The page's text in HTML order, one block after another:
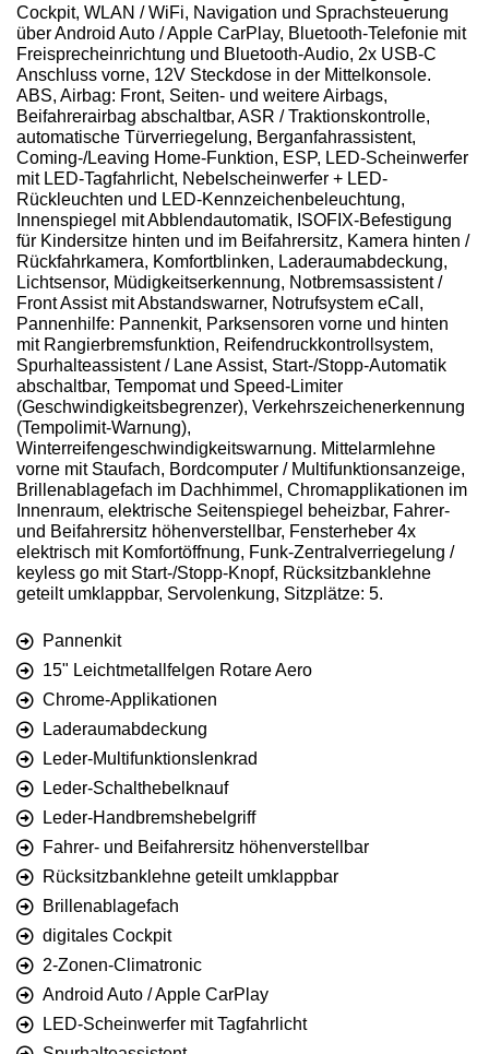
Cockpit, WLAN / WiFi, Navigation und Sprachsteuerung
über Android Auto / Apple CarPlay, Bluetooth-Telefonie mit
Freisprecheinrichtung und Bluetooth-Audio, 2x USB-C
Anschluss vorne, 12V Steckdose in der Mittelkonsole.
ABS, Airbag: Front, Seiten- und weitere Airbags,
Beifahrerairbag abschaltbar, ASR / Traktionskontrolle,
automatische Türverriegelung, Berganfahrassistent,
Coming-/Leaving Home-Funktion, ESP, LED-Scheinwerfer
mit LED-Tagfahrlicht, Nebelscheinwerfer + LED-
Rückleuchten und LED-Kennzeichenbeleuchtung,
Innenspiegel mit Abblendautomatik, ISOFIX-Befestigung
für Kindersitze hinten und im Beifahrersitz, Kamera hinten /
Rückfahrkamera, Komfortblinken, Laderaumabdeckung,
Lichtsensor, Müdigkeitserkennung, Notbremsassistent /
Front Assist mit Abstandswarner, Notrufsystem eCall,
Pannenhilfe: Pannenkit, Parksensoren vorne und hinten
mit Rangierbremsfunktion, Reifendruckkontrollsystem,
Spurhalteassistent / Lane Assist, Start-/Stopp-Automatik
abschaltbar, Tempomat und Speed-Limiter
(Geschwindigkeitsbegrenzer), Verkehrszeichenerkennung
(Tempolimit-Warnung),
Winterreifengeschwindigkeitswarnung. Mittelarmlehne
vorne mit Staufach, Bordcomputer / Multifunktionsanzeige,
Brillenablagefach im Dachhimmel, Chromapplikationen im
Innenraum, elektrische Seitenspiegel beheizbar, Fahrer-
und Beifahrersitz höhenverstellbar, Fensterheber 4x
elektrisch mit Komfortöffnung, Funk-Zentralverriegelung /
keyless go mit Start-/Stopp-Knopf, Rücksitzbanklehne
geteilt umklappbar, Servolenkung, Sitzplätze: 5.
Pannenkit
15" Leichtmetallfelgen Rotare Aero
Chrome-Applikationen
Laderaumabdeckung
Leder-Multifunktionslenkrad
Leder-Schalthebelknauf
Leder-Handbremshebelgriff
Fahrer- und Beifahrersitz höhenverstellbar
Rücksitzbanklehne geteilt umklappbar
Brillenablagefach
digitales Cockpit
2-Zonen-Climatronic
Android Auto / Apple CarPlay
LED-Scheinwerfer mit Tagfahrlicht